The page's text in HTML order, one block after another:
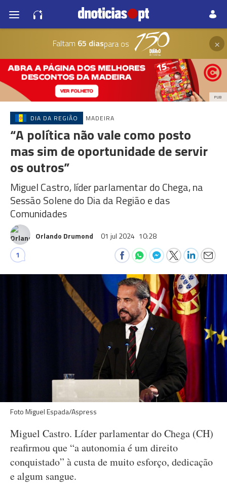
Faltam 65 diaspara os ×
PUB
DIA DA REGIÃO MADEIRA
“A política não vale como posto
mas sim de oportunidade de servir
os outros”
Miguel Castro, líder parlamentar do Chega, na
Sessão Solene do Dia da Região e das
Comunidades
Orlando Drumond 01 jul 2024 10:28
1
Foto Miguel Espada/Aspress
Miguel Castro. Líder parlamentar do Chega (CH)
reafirmou que “a autonomia é um direito
conquistado” à custa de muito esforço, dedicação
e algum sangue.